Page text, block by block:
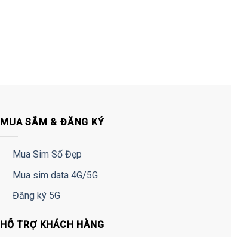
MUA SẮM & ĐĂNG KÝ
Mua Sim Số Đẹp
Mua sim data 4G/5G
Đăng ký 5G
HỖ TRỢ KHÁCH HÀNG